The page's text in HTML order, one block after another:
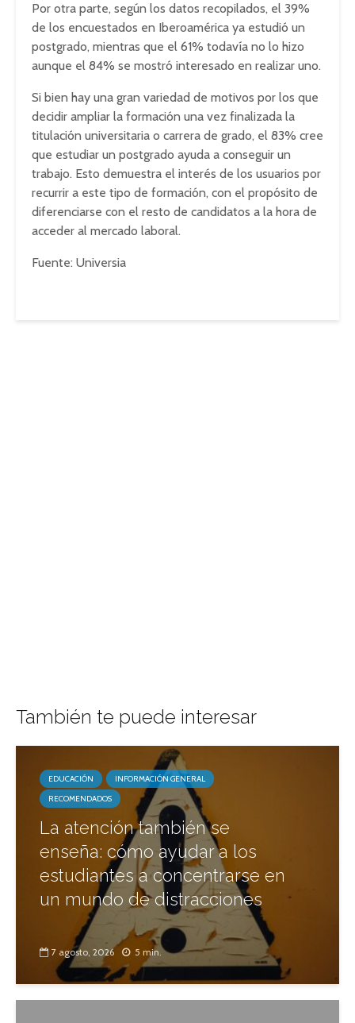
Por otra parte, según los datos recopilados, el 39%
de los encuestados en Iberoamérica ya estudió un
postgrado, mientras que el 61% todavía no lo hizo
aunque el 84% se mostró interesado en realizar uno.
Si bien hay una gran variedad de motivos por los que
decidir ampliar la formación una vez finalizada la
titulación universitaria o carrera de grado, el 83% cree
que estudiar un postgrado ayuda a conseguir un
trabajo. Esto demuestra el interés de los usuarios por
recurrir a este tipo de formación, con el propósito de
diferenciarse con el resto de candidatos a la hora de
acceder al mercado laboral.
Fuente: Universia
También te puede interesar
EDUCACIÓN
INFORMACIÓN GENERAL
RECOMENDADOS
La atención también se
enseña: cómo ayudar a los
estudiantes a concentrarse en
un mundo de distracciones
7 agosto, 2026 5 min.